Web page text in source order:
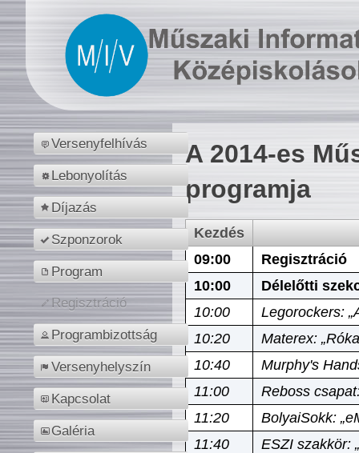
Versenyfelhívás
Lebonyolítás
Díjazás
Szponzorok
Program
Regisztráció
Programbizottság
Versenyhelyszín
Kapcsolat
Galéria
A 2014-es
programja
Kezdés
09:00
Regisztráció
10:00
Délelőtti
10:00
Legorockers:
10:20
Materex:
10:40
Murphy's
11:00
Reboss
11:20
BolyaiSokk:
11:40
ESZI szakkör: